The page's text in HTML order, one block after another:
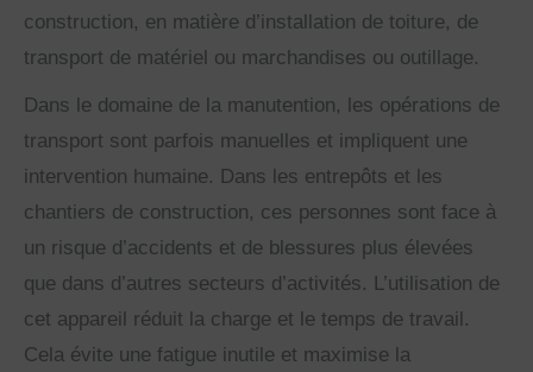
construction, en matière d’installation de toiture, de
transport de matériel ou marchandises ou outillage.
Dans le domaine de la manutention, les opérations de
transport sont parfois manuelles et impliquent une
intervention humaine. Dans les entrepôts et les
chantiers de construction, ces personnes sont face à
un risque d’accidents et de blessures plus élevées
que dans d’autres secteurs d’activités. L’utilisation de
cet appareil réduit la charge et le temps de travail.
Cela évite une fatigue inutile et maximise la